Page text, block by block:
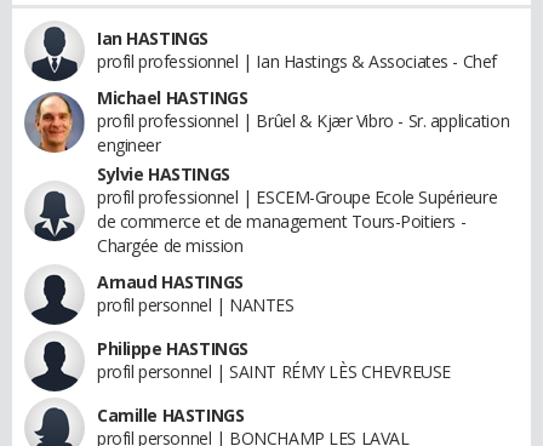
Ian HASTINGS
profil professionnel | Ian Hastings & Associates - Chef
Michael HASTINGS
profil professionnel | Brûel & Kjær Vibro - Sr. application
engineer
Sylvie HASTINGS
profil professionnel | ESCEM-Groupe Ecole Supérieure
de commerce et de management Tours-Poitiers -
Chargée de mission
Arnaud HASTINGS
profil personnel | NANTES
Philippe HASTINGS
profil personnel | SAINT RÉMY LÈS CHEVREUSE
Camille HASTINGS
profil personnel | BONCHAMP LES LAVAL